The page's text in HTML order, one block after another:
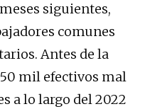
siguientes,
comunes
Antes de la
mil efectivos mal
a lo largo del 2022